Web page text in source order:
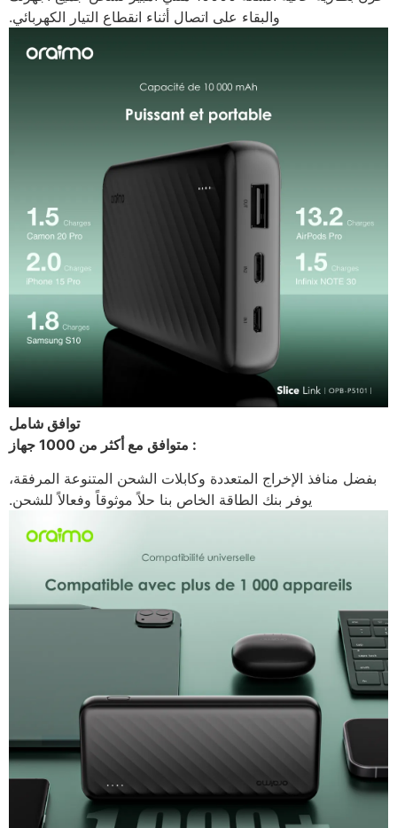
والبقاء على اتصال أثناء انقطاع التيار الكهربائي.
توافق شامل
: متوافق مع أكثر من 1000 جهاز
بفضل منافذ الإخراج المتعددة وكابلات الشحن المتنوعة المرفقة،
يوفر بنك الطاقة الخاص بنا حلاً موثوقاً وفعالاً للشحن.